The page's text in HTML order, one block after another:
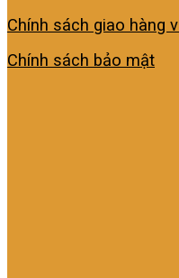
Chính sách giao hàng
Chính sách bảo mật